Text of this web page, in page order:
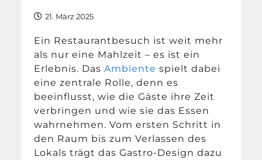
21. März 2025
Ein Restaurantbesuch ist weit mehr
als nur eine Mahlzeit – es ist ein
Erlebnis. DasAmbiente spielt dabei
eine zentrale Rolle, denn es
beeinflusst, wie die Gäste ihre Zeit
verbringen und wie sie das Essen
wahrnehmen. Vom ersten Schritt in
den Raum bis zum Verlassen des
Lokals trägt das Gastro-Design dazu